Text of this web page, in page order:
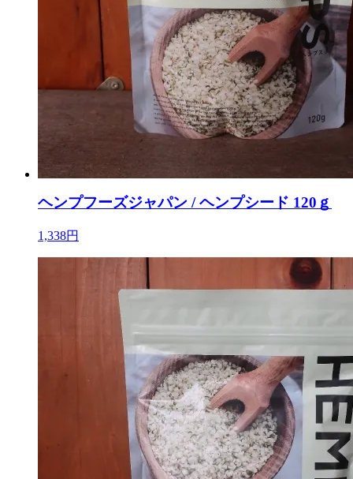
ヘンプフーズジャパン / ヘンプシード 120ｇ
1,338円